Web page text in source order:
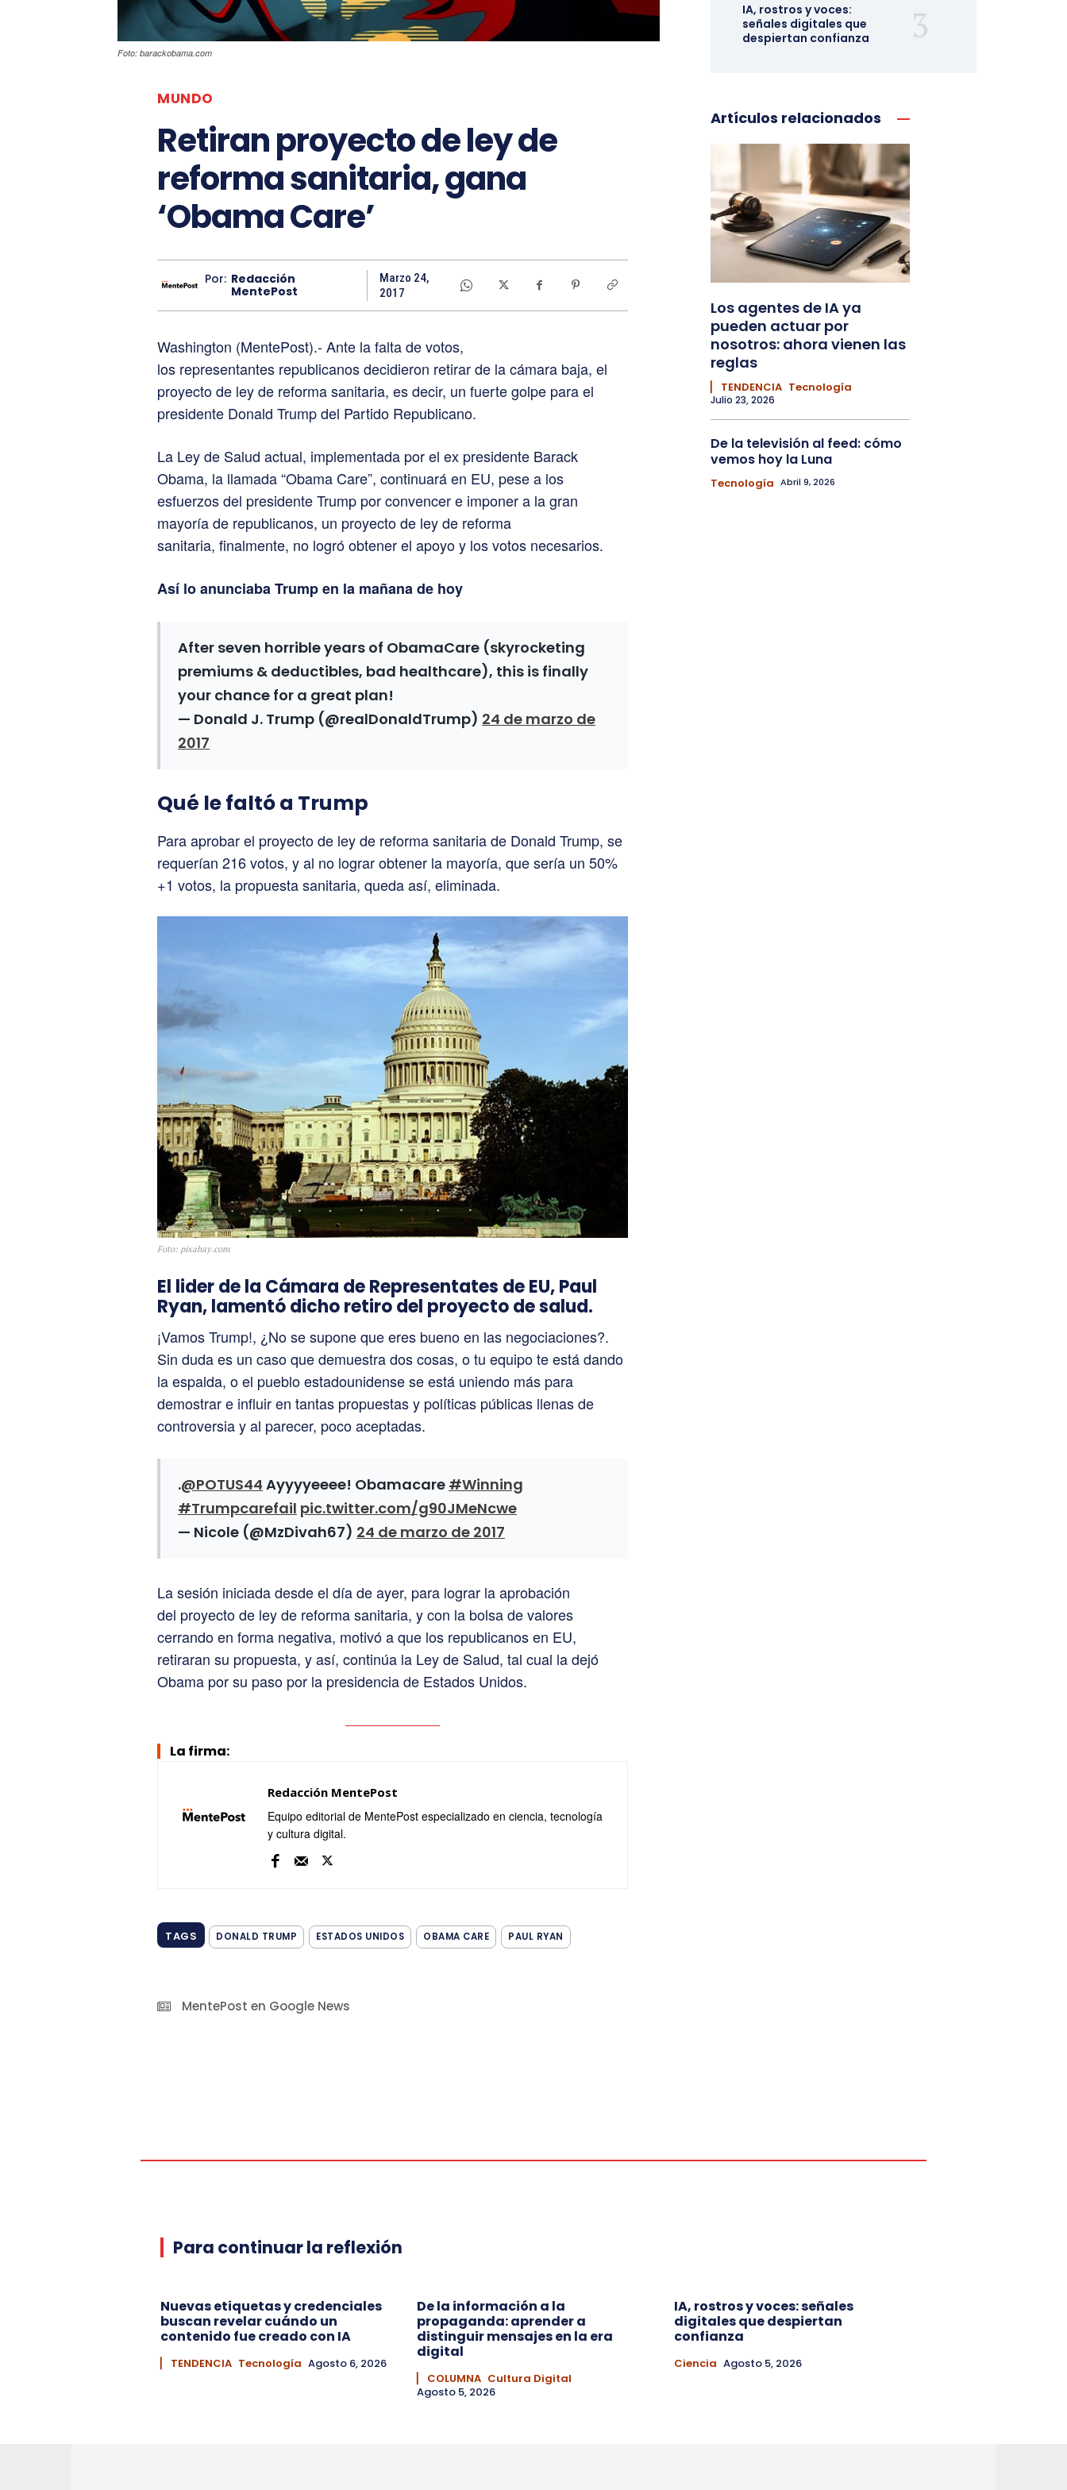
Foto: barackobama.com
MUNDO
Retiran proyecto de ley de
reforma sanitaria, gana
‘Obama Care’
Por: Redacción
MentePost
Marzo 24,
2017
Washington (MentePost).- Ante la falta de votos,
los representantes republicanos decidieron retirar de la cámara baja, el
proyecto de ley de reforma sanitaria, es decir, un fuerte golpe para el
presidente Donald Trump del Partido Republicano.
La Ley de Salud actual, implementada por el ex presidente Barack
Obama, la llamada “Obama Care”, continuará en EU, pese a los
esfuerzos del presidente Trump por convencer e imponer a la gran
mayoría de republicanos, un proyecto de ley de reforma
sanitaria, finalmente, no logró obtener el apoyo y los votos necesarios.
Así lo anunciaba Trump en la mañana de hoy
After seven horrible years of ObamaCare (skyrocketing
premiums & deductibles, bad healthcare), this is finally
your chance for a great plan!
— Donald J. Trump (@realDonaldTrump) 24 de marzo de
2017
Qué le faltó a Trump
Para aprobar el proyecto de ley de reforma sanitaria de Donald Trump, se
requerían 216 votos, y al no lograr obtener la mayoría, que sería un 50%
+1 votos, la propuesta sanitaria, queda así, eliminada.
Foto: pixabay.com
El lider de la Cámara de Representates de EU, Paul
Ryan, lamentó dicho retiro del proyecto de salud.
¡Vamos Trump!, ¿No se supone que eres bueno en las negociaciones?.
Sin duda es un caso que demuestra dos cosas, o tu equipo te está dando
la espalda, o el pueblo estadounidense se está uniendo más para
demostrar e influir en tantas propuestas y políticas públicas llenas de
controversia y al parecer, poco aceptadas.
.@POTUS44 Ayyyyeeee! Obamacare #Winning
#Trumpcarefail pic.twitter.com/g90JMeNcwe
— Nicole (@MzDivah67) 24 de marzo de 2017
La sesión iniciada desde el día de ayer, para lograr la aprobación
del proyecto de ley de reforma sanitaria, y con la bolsa de valores
cerrando en forma negativa, motivó a que los republicanos en EU,
retiraran su propuesta, y así, continúa la Ley de Salud, tal cual la dejó
Obama por su paso por la presidencia de Estados Unidos.
La firma:
Redacción MentePost
Equipo editorial de MentePost especializado en ciencia, tecnología
y cultura digital.
TAGS DONALD TRUMP ESTADOS UNIDOS OBAMA CARE PAUL RYAN
MentePost en Google News
IA, rostros y voces:
señales digitales que
despiertan confianza
Artículos relacionados
Los agentes de IA ya
pueden actuar por
nosotros: ahora vienen las
reglas
▏ TENDENCIA Tecnología
Julio 23, 2026
De la televisión al feed: cómo
vemos hoy la Luna
Tecnología Abril 9, 2026
Para continuar la reflexión
Nuevas etiquetas y credenciales
buscan revelar cuándo un
contenido fue creado con IA
▏ TENDENCIA Tecnología Agosto 6, 2026
De la información a la
propaganda: aprender a
distinguir mensajes en la era
digital
▏ COLUMNA Cultura Digital
Agosto 5, 2026
IA, rostros y voces: señales
digitales que despiertan
confianza
Ciencia Agosto 5, 2026